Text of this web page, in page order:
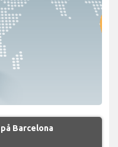
Barcelona